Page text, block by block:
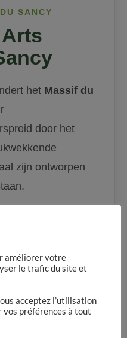
SANCY
het Massif du
door het
zijn ontworpen
kunst die
Een unieke
améliorer votre
le trafic du site et
acceptez l’utilisation
vos préférences à tout